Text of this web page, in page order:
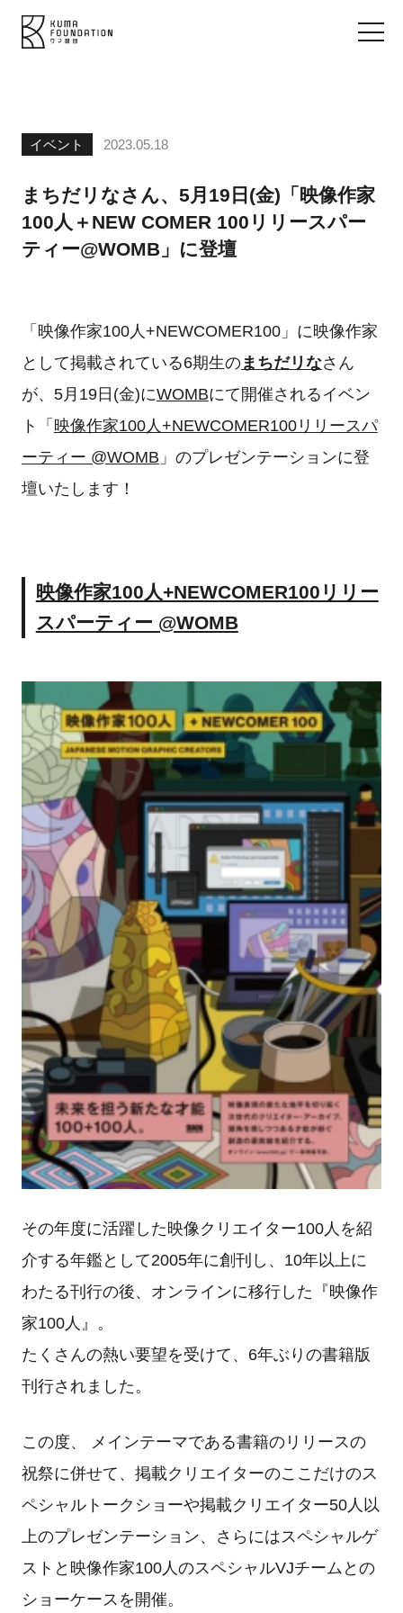
イベント 2023.05.18
まちだリなさん、5月19日(金)「映像作家
100人＋NEW COMER 100リリースパー
ティー@WOMB」に登壇
「映像作家100人+NEWCOMER100」に映像作家
として掲載されている6期生のまちだリなさん
が、5月19日(金)にWOMBにて開催されるイベン
ト「 映像作家100人+NEWCOMER100リリースパ
ーティー @WOMB 」のプレゼンテーションに登
壇いたします！
映像作家100人+NEWCOMER100リリー
スパーティー @WOMB
その年度に活躍した映像クリエイター100人を紹
介する年鑑として2005年に創刊し、10年以上に
わたる刊行の後、オンラインに移行した『映像作
家100人』。
たくさんの熱い要望を受けて、6年ぶりの書籍版
刊行されました。
この度、 メインテーマである書籍のリリースの
祝祭に併せて、掲載クリエイターのここだけのス
ペシャルトークショーや掲載クリエイター50人以
上のプレゼンテーション、さらにはスペシャルゲ
ストと映像作家100人のスペシャルVJチームとの
ショーケースを開催。